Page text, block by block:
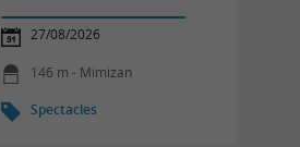
27/08/2026
146 m - Mimizan
Spectacles